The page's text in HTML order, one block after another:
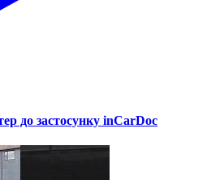
до застосунку inCarDoc